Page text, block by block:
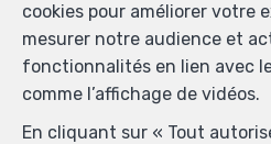
cookies pour améliorer votre
mesurer notre audience et
fonctionnalités en lien avec
comme l’affichage de vidéos.
En cliquant sur « Tout